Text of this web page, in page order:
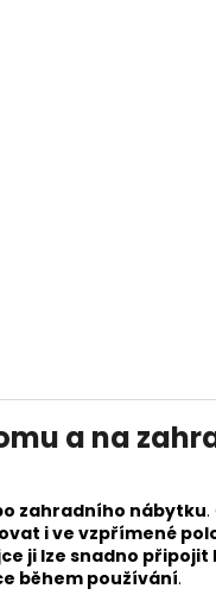
a na
zahradního nábytku.
i ve vzpřímené
ji lze snadno připojit k
během používání.